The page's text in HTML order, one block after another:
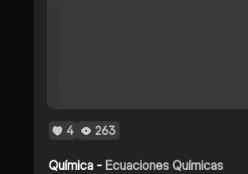
4 263
Química -Ecuaciones Químicas